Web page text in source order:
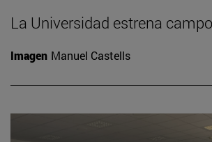
La Universidad estrena
Imagen Manuel Castells